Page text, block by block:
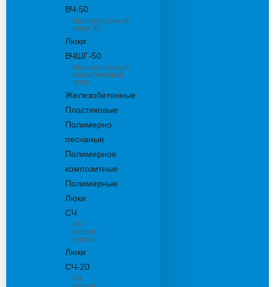
ВЧ-50
Высокопрочный
чугун 50
Люки
ВЧШГ-50
Высокопрочный
сверхтяжелый
чугун
Железобетонные
Пластиковые
Полимерно
песчаные
Полимерное
композитные
Полимерные
Люки
СЧ
Из
серого
чугуна
Люки
СЧ-20
Из